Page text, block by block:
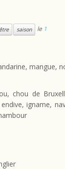
saison le 1
mangue,
chou de
igname,